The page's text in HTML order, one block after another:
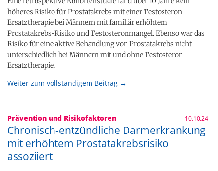
höheres Risiko für Prostatakrebs mit einer Testosteron-
Ersatztherapie bei Männern mit familiär erhöhtem
Prostatakrebs-Risiko und Testosteronmangel. Ebenso war das
Risiko für eine aktive Behandlung von Prostatakrebs nicht
unterschiedlich bei Männern mit und ohne Testosteron-
Ersatztherapie.
Weiter zum vollständigem Beitrag →
Prävention und Risikofaktoren 10.10.24
Chronisch-entzündliche Darmerkrankung
mit erhöhtem Prostatakrebsrisiko
assoziiert